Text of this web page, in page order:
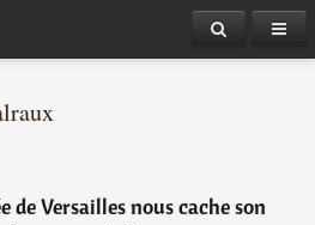
de Versailles nous cache son